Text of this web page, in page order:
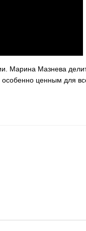
Марина Мазнева
ценным для